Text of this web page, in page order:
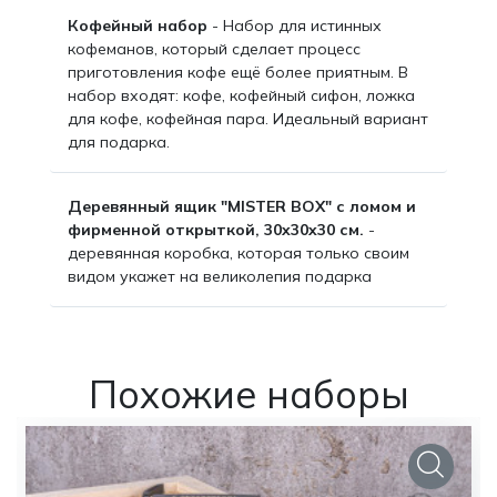
Кофейный набор - Набор для истинных
кофеманов, который сделает процесс
приготовления кофе ещё более приятным. В
набор входят: кофе, кофейный сифон, ложка
для кофе, кофейная пара. Идеальный вариант
для подарка.
Деревянный ящик "MISTER BOX" с ломом и
фирменной открыткой, 30x30x30 см. -
деревянная коробка, которая только своим
видом укажет на великолепия подарка
Похожие наборы